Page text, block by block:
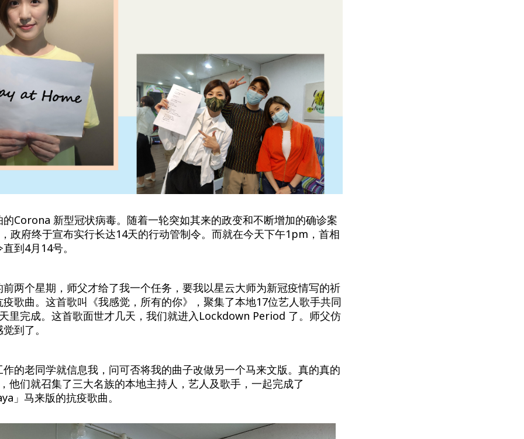
Corona 新型冠状病毒。随着一轮突如其来的政变和不断增加的确诊案
政府终于宣布实行长达14天的行动管制令。而就在今天下午1pm，首相
到4月14号。
两个星期，师父才给了我一个任务，要我以星云大师为新冠疫情写的祈
歌曲。这首歌叫《我感觉，所有的你》，聚集了本地17位艺人歌手共同
里完成。这首歌面世才几天，我们就进入Lockdown Period 了。师父仿
到了。
的老同学就信息我，问可否将我的曲子改做另一个马来文版。真的真的
他们就召集了三大名族的本地主持人，艺人及歌手，一起完成了
」马来版的抗疫歌曲。